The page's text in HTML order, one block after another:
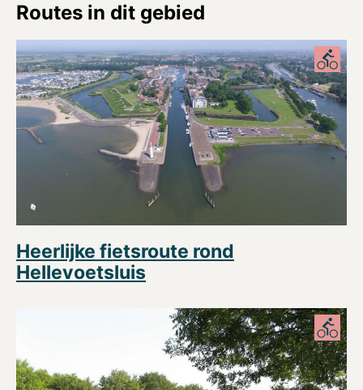
Routes in dit gebied
Heerlijke fietsroute rond
Hellevoetsluis